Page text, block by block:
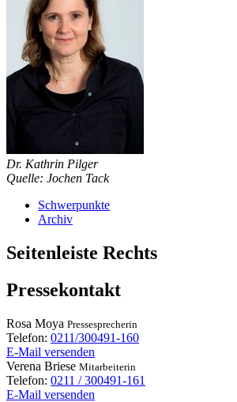
Dr. Kathrin Pilger
Quelle: Jochen Tack
Schwerpunkte
Archiv
Seitenleiste Rechts
Pressekontakt
Rosa Moya Pressesprecherin
Telefon: 0211/300491-160
E-Mail versenden
Verena Briese Mitarbeiterin
Telefon: 0211 / 300491-161
E-Mail versenden